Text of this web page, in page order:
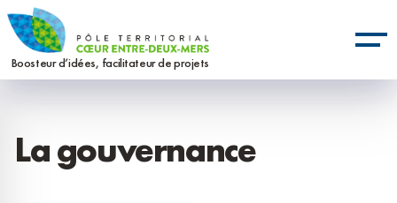
Aller
au
contenu
Boosteur d’idées, facilitateur de projets
La gouvernance
Panneau de gestion des cookies